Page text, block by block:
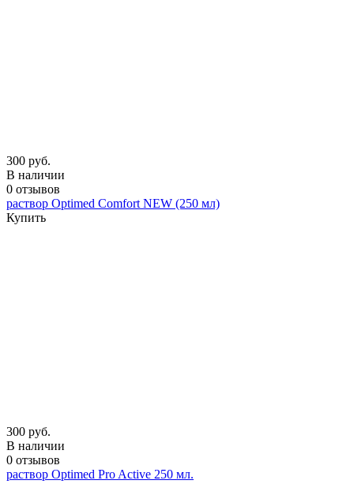
300 руб.
В наличии
0 отзывов
раствор Optimed Comfort NEW (250 мл)
Купить
300 руб.
В наличии
0 отзывов
раствор Optimed Pro Active 250 мл.